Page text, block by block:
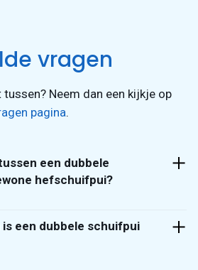
vragen
Neem dan een kijkje op
pagina.
een dubbele
hefschuifpui?
blijft altijd op zijn plek. Bij een
beide panelen naar buiten,
een dubbele schuifpui